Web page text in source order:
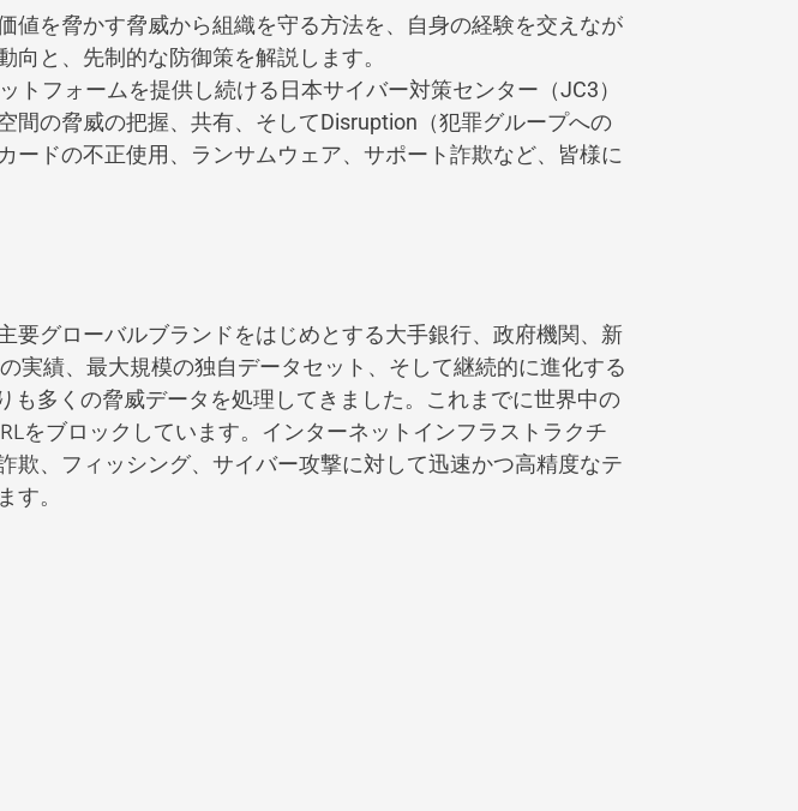
値を脅かす脅威から組織を守る方法を、自身の経験を交えなが
と、先制的な防御策を解説します。
フォームを提供し続ける日本サイバー対策センター（JC3）
の脅威の把握、共有、そしてDisruption（犯罪グループへの
ドの不正使用、ランサムウェア、サポート詐欺など、皆様に
グローバルブランドをはじめとする大手銀行、政府機関、新
実績、最大規模の独自データセット、そして継続的に進化する
多くの脅威データを処理してきました。これまでに世界中の
をブロックしています。インターネットインフラストラクチ
、フィッシング、サイバー攻撃に対して迅速かつ高精度なテ
。